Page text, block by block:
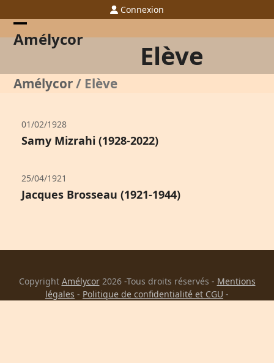
to
content
Connexion
Amélycor
Open
menu
Close
menu
Elève
Amélycor/ Elève
01/02/1928
Samy Mizrahi (1928-2022)
25/04/1921
Jacques Brosseau (1921-1944)
Copyright Amélycor2026 -Tous droits réservés - Mentions
légales - Politique de confidentialité et CGU -